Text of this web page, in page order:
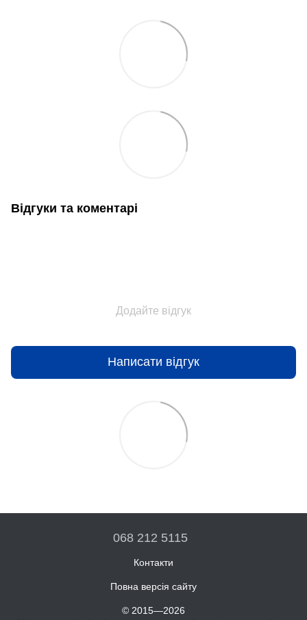
Відгуки та коментарі
Додайте відгук
Написати відгук
068 212 5115
Контакти
Повна версія сайту
© 2015—2026